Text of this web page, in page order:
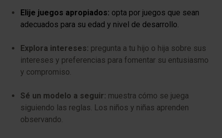
Elije juegos apropiados: opta por juegos que sean
adecuados para su edad y nivel de desarrollo.
Explora intereses: pregunta a tu hijo o hija sobre sus
intereses y preferencias para fomentar su entusiasmo
y compromiso.
Sé un modelo a seguir: muestra cómo se juega
siguiendo las reglas. Los niños y niñas aprenden
observando.